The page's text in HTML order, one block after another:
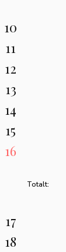
10
11
12
13
14
15
16
Totalt:
17
18